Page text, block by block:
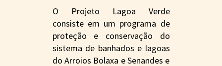
O Projeto Lagoa Verde
consiste em um programa de
proteção e conservação do
sistema de banhados e lagoas
do Arroios Bolaxa e Senandes e